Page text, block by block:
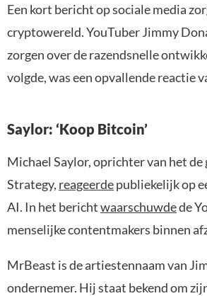
Een kort bericht op sociale media
cryptowereld. YouTuber Jimmy
zorgen over de razendsnelle
volgde, was een opvallende reactie
Saylor: ‘Koop Bitcoin’
Michael Saylor, oprichter van het
Strategy, reageerdepubliekelijk op
AI. In het berichtwaarschuwdede
menselijke contentmakers binnen
MrBeast is de artiestennaam van
ondernemer. Hij staat bekend om